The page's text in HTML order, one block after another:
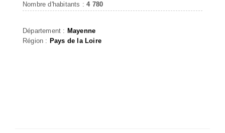
Nombre d'habitants :4 780
Département : Mayenne
Région : Pays de la Loire